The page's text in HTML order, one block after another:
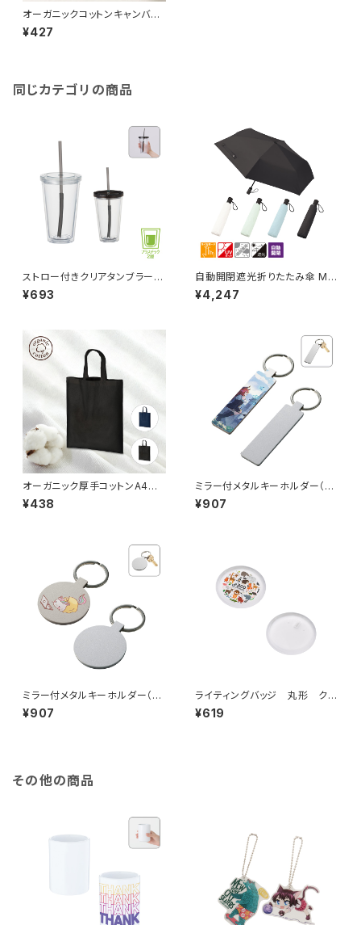
オーガニックコットンキャンバス
デイリーポーチ（S） ナチュラル
MG
¥427
同じカテゴリの商品
ストロー付きクリアタンブラー
MG
¥693
自動開閉遮光折りたたみ傘 MG
（スムーズ収納タイプ）
¥4,247
オーガニック厚手コットンA4フラ
ットバッグ MG
¥438
ミラー付メタルキーホルダー（ス
¥907
ミラー付メタルキーホルダー（ラ
ウンド） マットシルバー MG
¥907
ライティングバッジ 丸形 クリ
ア MG
¥619
その他の商品